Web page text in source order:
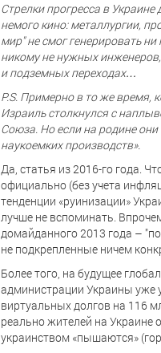
Стрелки прогресса в
немого кино: металлургии,
мир" не смог генерировать
никому не нужных
и подземных переходах…
P.S. Примерно в то же время,
Израиль столкнулся с
Союза. Но если на родине
наукоемких производств».
Да, статья из 2016-го года.
официально (без учета
тенденции «руинизации»
лучше не вспоминать.
домайданного 2013 года –
не подкрепленные ничем
Более того, на будущее
администрации Украины уже
виртуальных долгов на 116
реально жителей на Украине
украинством «пышаются»